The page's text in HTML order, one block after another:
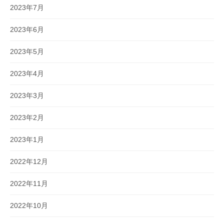
2023年7月
2023年6月
2023年5月
2023年4月
2023年3月
2023年2月
2023年1月
2022年12月
2022年11月
2022年10月